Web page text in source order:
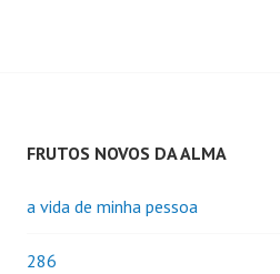
FRUTOS NOVOS DA ALMA
a vida de minha pessoa
286